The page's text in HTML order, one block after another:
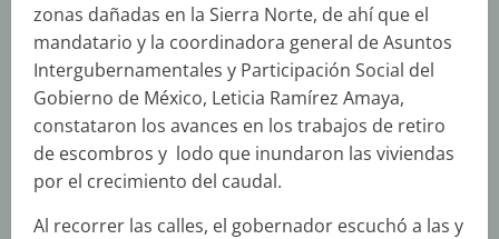
zonas dañadas en la Sierra Norte, de ahí que el
mandatario y la coordinadora general de Asuntos
Intergubernamentales y Participación Social del
Gobierno de México, Leticia Ramírez Amaya,
constataron los avances en los trabajos de retiro
de escombros y lodo que inundaron las viviendas
por el crecimiento del caudal.
Al recorrer las calles, el gobernador escuchó a las y